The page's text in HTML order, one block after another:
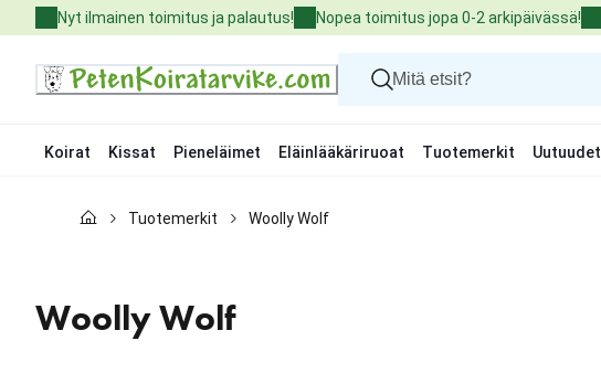
to
Nyt ilmainen toimitus ja palautus! Nopea toimitus jopa 0-2 arkipäivässä!
Koirat Kissat Pieneläimet Eläinlääkäriruoat Tuotemerkit Uutuudet
Kissat
Uutuudet
Tarjoukset
Tuotemerkit Woolly Wolf
Woolly Wolf